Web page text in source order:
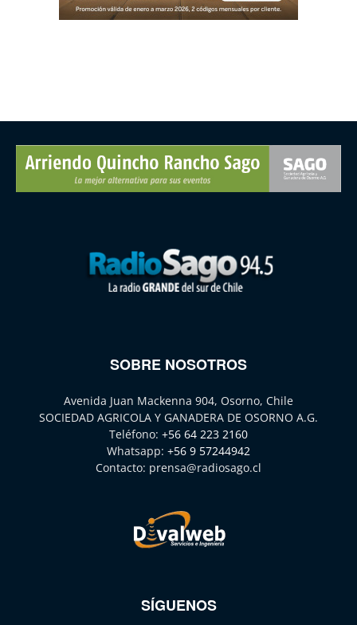
SOBRE NOSOTROS
Avenida Juan Mackenna 904, Osorno, Chile
SOCIEDAD AGRICOLA Y GANADERA DE OSORNO A.G.
Teléfono: +56 64 223 2160
Whatsapp: +56 9 57244942
Contacto: prensa@radiosago.cl
SÍGUENOS